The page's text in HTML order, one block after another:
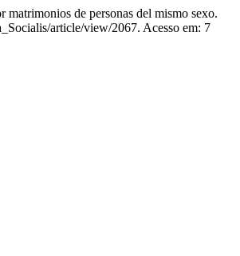
de personas del mismo sexo.
article/view/2067. Acesso em: 7